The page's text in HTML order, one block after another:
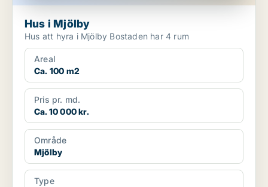
Hus i Mjölby
Hus att hyra i Mjölby Bostaden har 4 rum
Areal
Ca. 100 m2
Pris pr. md.
Ca. 10 000 kr.
Område
Mjölby
Type